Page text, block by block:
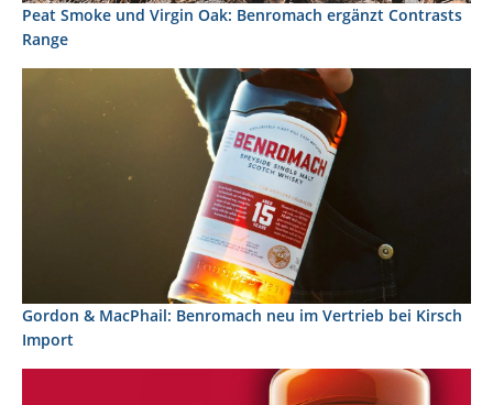
Peat Smoke und Virgin Oak: Benromach ergänzt Contrasts
Range
Gordon & MacPhail: Benromach neu im Vertrieb bei Kirsch
Import